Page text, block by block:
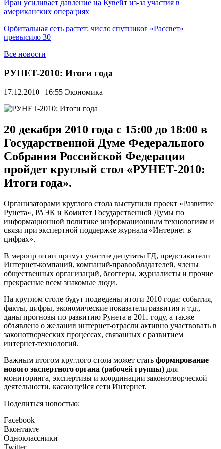
Иран усиливает давление на Кувейт из-за участия в
американских операциях
Орбитальная сеть растет: число спутников «Рассвет»
превысило 30
Все новости
РУНЕТ-2010: Итоги года
17.12.2010 | 16:55 Экономика
20 декабря 2010 года с 15:00 до 18:00 в
Государственной Думе Федерального
Собрания Российской Федерации
пройдет круглый стол «РУНЕТ-2010:
Итоги года».
Организаторами круглого стола выступили проект «Развитие
Рунета», РАЭК и Комитет Государственной Думы по
информационной политике информационным технологиям и
связи при экспертной поддержке журнала «Интернет в
цифрах».
В мероприятии примут участие депутаты ГД, представители
Интернет-компаний, компаний-правообладателей, члены
общественных организаций, блоггеры, журналисты и прочие
прекрасные всем знакомые люди.
На круглом столе будут подведены итоги 2010 года: события,
факты, цифры, экономические показатели развития и т.д.,
даны прогнозы по развитию Рунета в 2011 году, а также
объявлено о желании интернет-отрасли активно участвовать в
законотворческих процессах, связанных с развитием
интернет-технологий.
Важным итогом круглого стола может стать формирование
нового экспертного органа (рабочей группы) для
мониторинга, экспертизы и координации законотворческой
деятельности, касающейся сети Интернет.
Поделиться новостью:
Facebook
Вконтакте
Одноклассники
Twitter